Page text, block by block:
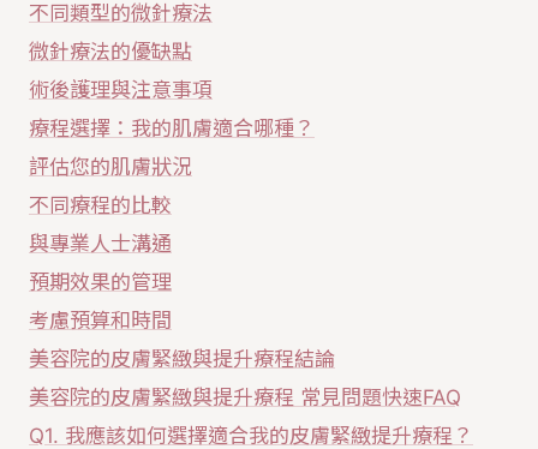
不同類型的微針療法
微針療法的優缺點
術後護理與注意事項
療程選擇：我的肌膚適合哪種？
評估您的肌膚狀況
不同療程的比較
與專業人士溝通
預期效果的管理
考慮預算和時間
美容院的皮膚緊緻與提升療程結論
美容院的皮膚緊緻與提升療程 常見問題快速FAQ
Q1. 我應該如何選擇適合我的皮膚緊緻提升療程？